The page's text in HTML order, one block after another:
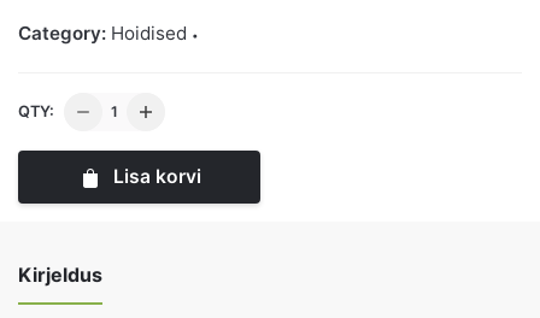
Category: Hoidised
QTY:
Hapukapsa
LihagaLisa korvi
Kirjeldus